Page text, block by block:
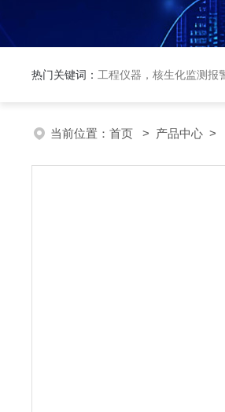
热门关键词： 工程仪器，核生化监测报
当前位置： 首页 > 产品中心 >